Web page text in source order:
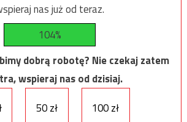
nas już od teraz.
104%
dobrą robotę? Nie czekaj zatem
wspieraj nas od dzisiaj.
50 zł 100 zł